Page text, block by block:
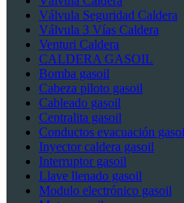
Válvula Seguridad Caldera
Válvula 3 Vías Caldera
Venturi Caldera
CALDERA GASOIL
Bomba gasoil
Cabeza piloto gasoil
Cableado gasoil
Centralita gasoil
Conductos evacuación
Inyector caldera gasoil
Interruptor gasoil
Llave llenado gasoil
Modulo electrónico gasoil